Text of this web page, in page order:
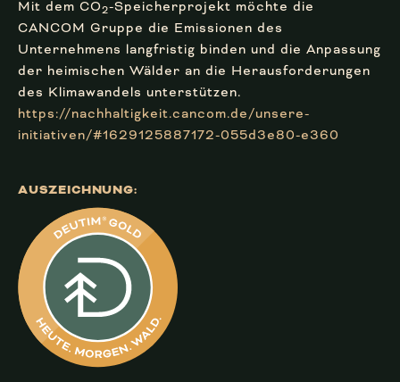
Mit dem CO2-Speicherprojekt möchte die
CANCOM Gruppe die Emissionen des
Unternehmens langfristig binden und die Anpassung
der heimischen Wälder an die Herausforderungen
des Klimawandels unterstützen.
https://nachhaltigkeit.cancom.de/unsere-
initiativen/#1629125887172-055d3e80-e360
AUSZEICHNUNG: